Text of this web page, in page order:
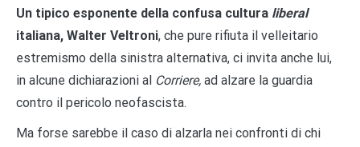
Un tipico esponente della confusa cultura liberal
italiana, Walter Veltroni, che pure rifiuta il velleitario
estremismo della sinistra alternativa, ci invita anche lui,
in alcune dichiarazioni al Corriere, ad alzare la guardia
contro il pericolo neofascista.
Ma forse sarebbe il caso di alzarla nei confronti di chi